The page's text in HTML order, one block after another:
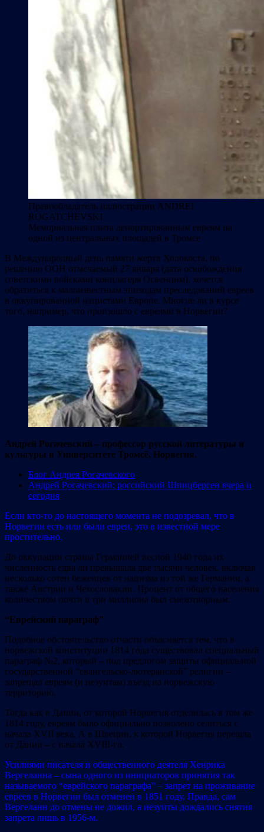
Правообладатель иллюстрации ANDREI
ROGATCHEVSKI
Мемориальная плита депортированным евреям на
одной из центральных площадей в Тромсе
В Международный день памяти жертв Холокоста, по
решению ООН отмечаемый 27 января (дата освобождения
советскими войсками концлагеря Освенцим), хочется
обратиться к малоизвестным эпизодам преследований евреев
в оккупированной нацистами Европе. Многие ли в курсе
того, например, что произошло с евреями в Норвегии?
Андрей Рогачевский – профессор русской литературы и
культуры в Университете Тромсё, Норвегия.
Блог Андрея Рогачевского
Андрей Рогачевский: российский Шпицберген вчера и
сегодня
Если кто-то до настоящего момента не подозревал, что в
Норвегии есть или были евреи, это в известной мере
простительно.
До оккупации страны Германией весной 1940 года их
численность едва ли превышала две тысячи человек, включая
несколько сотен беженцев от нацизма из той же Германии, а
также Австрии и Чехословакии. Процент от общего населения
количеством почти в три миллиона был смехотворным.
“Еврейский параграф”
Подобное обстоятельство отчасти объясняется тем, что в
норвежской конституции 1814 года существовал специальный
параграф №2, который – под предлогом защиты официальной
государственной “евангельско-лютеранской” религии –
запрещал евреям (и иезуитам) въезд на норвежскую
территорию.
Тогда как в Дании, от которой Норвегия отделилась в том же
1814 году, евреям было официально позволено селиться с
начала XVII века. А в Швеции, к которой Норвегия перешла
от Дании – с начала XVIII-го.
Усилиями писателя и общественного деятеля Хенрика
Вергеланна – сына одного из инициаторов принятия так
называемого “еврейского параграфа” – запрет на проживание
евреев в Норвегии был отменен в 1851 году. Правда, сам
Вергеланн до отмены не дожил, а иезуиты дождались снятия
запрета лишь в 1956-м.